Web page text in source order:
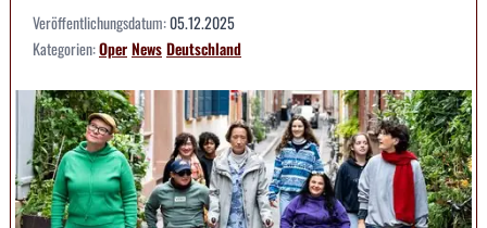
Veröffentlichungsdatum:05.12.2025
Kategorien:OperNewsDeutschland